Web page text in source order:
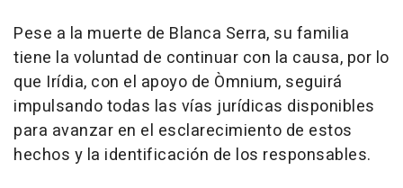
Pese a la muerte de Blanca Serra, su familia
tiene la voluntad de continuar con la causa, por lo
que Irídia, con el apoyo de Òmnium, seguirá
impulsando todas las vías jurídicas disponibles
para avanzar en el esclarecimiento de estos
hechos y la identificación de los responsables.